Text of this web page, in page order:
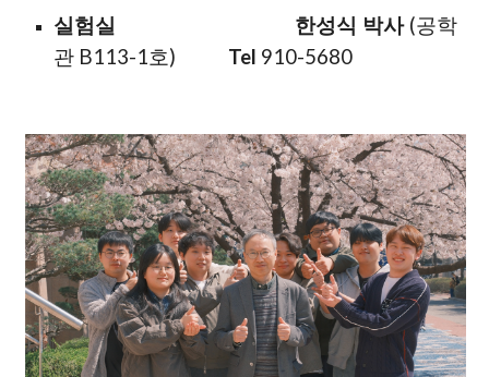
실험실
한성식 박사 (공학
관 B113-1호)
Tel 910-5680